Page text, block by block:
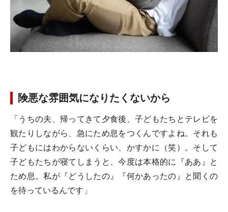
険悪な雰囲気になりたくないから
「うちの夫、帰ってきて夕食後、子どもたちとテレビを
観たりしながら、急にため息をつくんですよね。それも
子どもにはわからないくらい、かすかに（笑）。そして
子どもたちが寝てしまうと、今度は本格的に『ああ』と
ため息。私が『どうしたの』『何かあったの』と聞くの
を待っているんです」